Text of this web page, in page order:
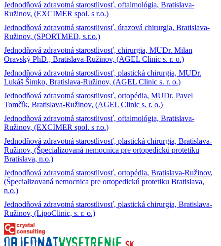
Jednodňová zdravotná starostlivosť, oftalmológia, Bratislava-
Ružinov, (EXCIMER spol. s r.o.)
Jednodňová zdravotná starostlivosť, úrazová chirurgia, Bratislava-
Ružinov, (SPORTMED, s.r.o.)
Jednodňová zdravotná starostlivosť, chirurgia, MUDr. Milan
Oravský PhD., Bratislava-Ružinov, (AGEL Clinic s. r. o.)
Jednodňová zdravotná starostlivosť, plastická chirurgia, MUDr.
Lukáš Šimko, Bratislava-Ružinov, (AGEL Clinic s. r. o.)
Jednodňová zdravotná starostlivosť, ortopédia, MUDr. Pavel
Tomčík, Bratislava-Ružinov, (AGEL Clinic s. r. o.)
Jednodňová zdravotná starostlivosť, oftalmológia, Bratislava-
Ružinov, (EXCIMER spol. s r.o.)
Jednodňová zdravotná starostlivosť, plastická chirurgia, Bratislava-
Ružinov, (Špecializovaná nemocnica pre ortopedickú protetiku
Bratislava, n.o.)
Jednodňová zdravotná starostlivosť, ortopédia, Bratislava-Ružinov,
(Špecializovaná nemocnica pre ortopedickú protetiku Bratislava,
n.o.)
Jednodňová zdravotná starostlivosť, plastická chirurgia, Bratislava-
Ružinov, (LipoClinic, s. r. o.)